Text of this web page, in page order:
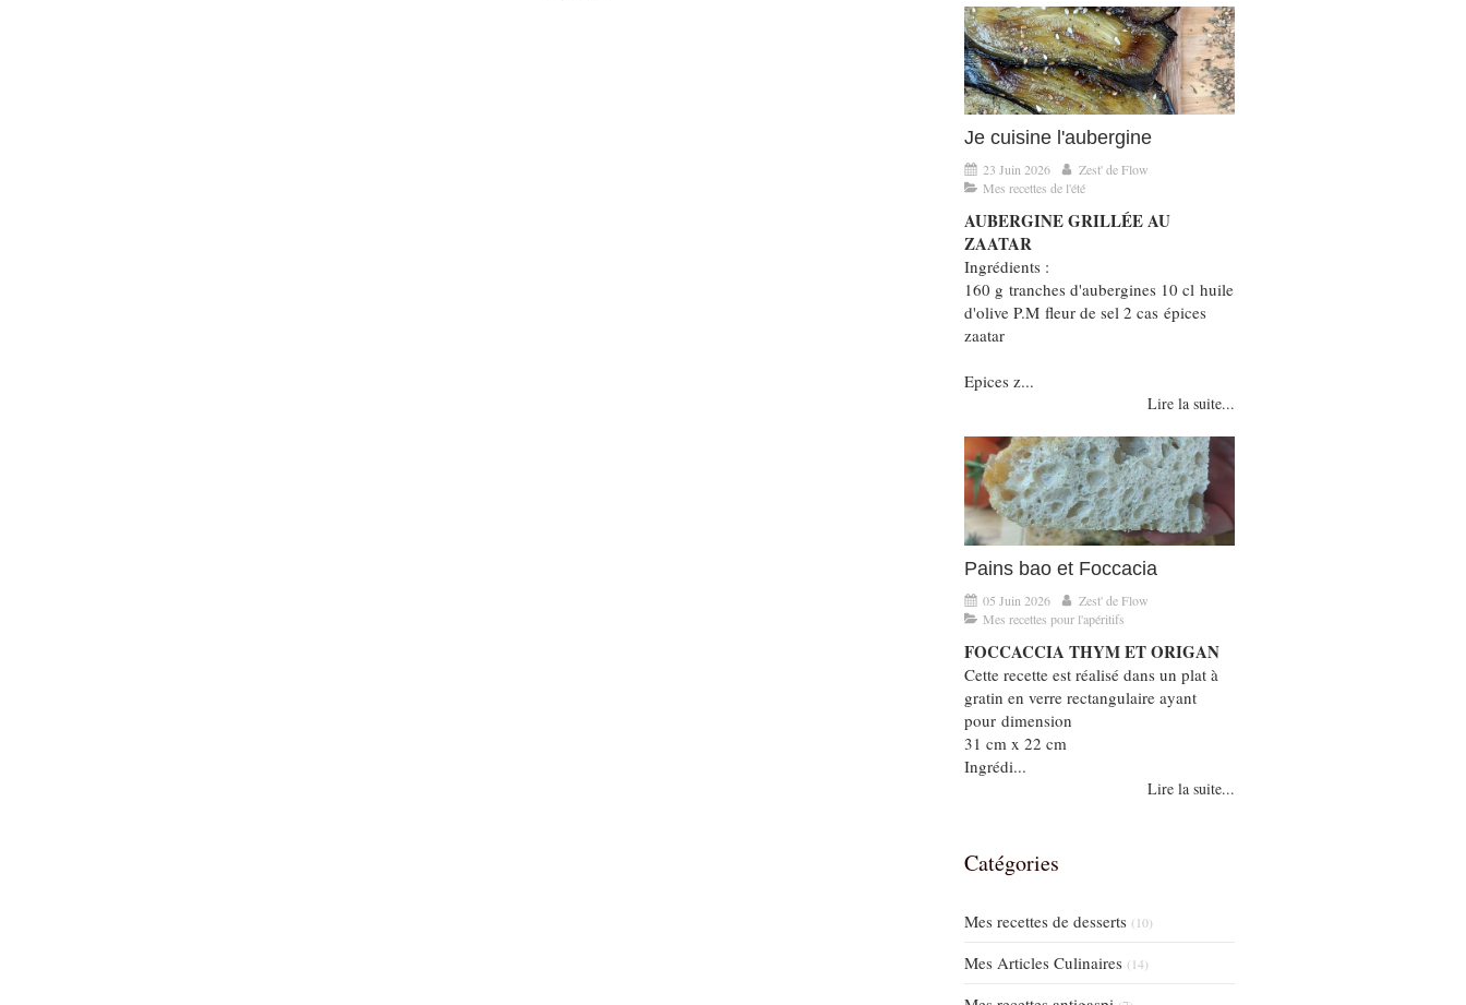
Je cuisine l'aubergine
23 Juin 2026
Zest' de Flow
Mes recettes de l'été
AUBERGINE GRILLÉE AU
ZAATAR
Ingrédients :
160 g tranches d'aubergines 10 cl huile
d'olive P.M fleur de sel 2 cas épices
zaatar
Epices z...
Lire la suite...
Pains bao et Foccacia
05 Juin 2026
Zest' de Flow
Mes recettes pour l'apéritifs
FOCCACCIA THYM ET ORIGAN
Cette recette est réalisé dans un plat à
gratin en verre rectangulaire ayant
pour dimension
31 cm x 22 cm
Ingrédi...
Lire la suite...
Catégories
Mes recettes de desserts (10)
Mes Articles Culinaires (14)